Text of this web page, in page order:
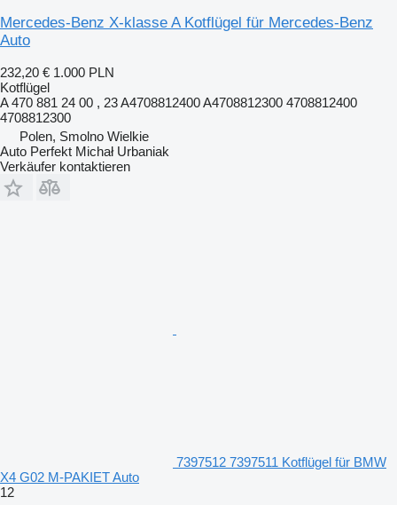
Mercedes-Benz X-klasse A Kotflügel für Mercedes-Benz
Auto
232,20 € 1.000 PLN
Kotflügel
A 470 881 24 00 , 23 A4708812400 A4708812300 4708812400
4708812300
Polen, Smolno Wielkie
Auto Perfekt Michał Urbaniak
Verkäufer kontaktieren
7397512 7397511 Kotflügel für BMW
X4 G02 M-PAKIET Auto
12